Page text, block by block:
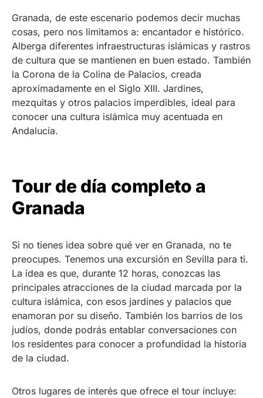
Granada, de este escenario podemos decir muchas
cosas, pero nos limitamos a: encantador e histórico.
Alberga diferentes infraestructuras islámicas y rastros
de cultura que se mantienen en buen estado. También
la Corona de la Colina de Palacios, creada
aproximadamente en el Siglo XIII. Jardines,
mezquitas y otros palacios imperdibles, ideal para
conocer una cultura islámica muy acentuada en
Andalucía.
Tour de día completo a
Granada
Si no tienes idea sobre qué ver en Granada, no te
preocupes. Tenemos una excursión en Sevilla para ti.
La idea es que, durante 12 horas, conozcas las
principales atracciones de la ciudad marcada por la
cultura islámica, con esos jardines y palacios que
enamoran por su diseño. También los barrios de los
judíos, donde podrás entablar conversaciones con
los residentes para conocer a profundidad la historia
de la ciudad.
Otros lugares de interés que ofrece el tour incluye: